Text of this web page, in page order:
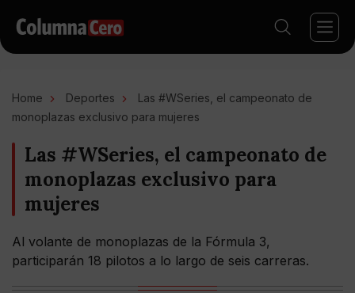
Home Deportes
Las #WSeries, el campeonato de
monoplazas exclusivo para mujeres
Las #WSeries, el campeonato de
monoplazas exclusivo para
mujeres
Al volante de monoplazas de la Fórmula 3,
participarán 18 pilotos a lo largo de seis carreras.